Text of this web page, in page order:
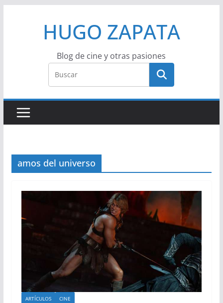
HUGO ZAPATA
Blog de cine y otras pasiones
amos del universo
ARTÍCULOS CINE